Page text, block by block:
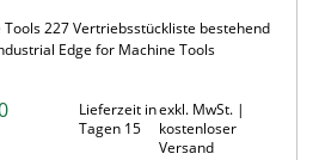
227 Vertriebsstückliste bestehend
Edge for Machine Tools
Lieferzeit in
Tagen 15
exkl. MwSt. |
kostenloser
Versand